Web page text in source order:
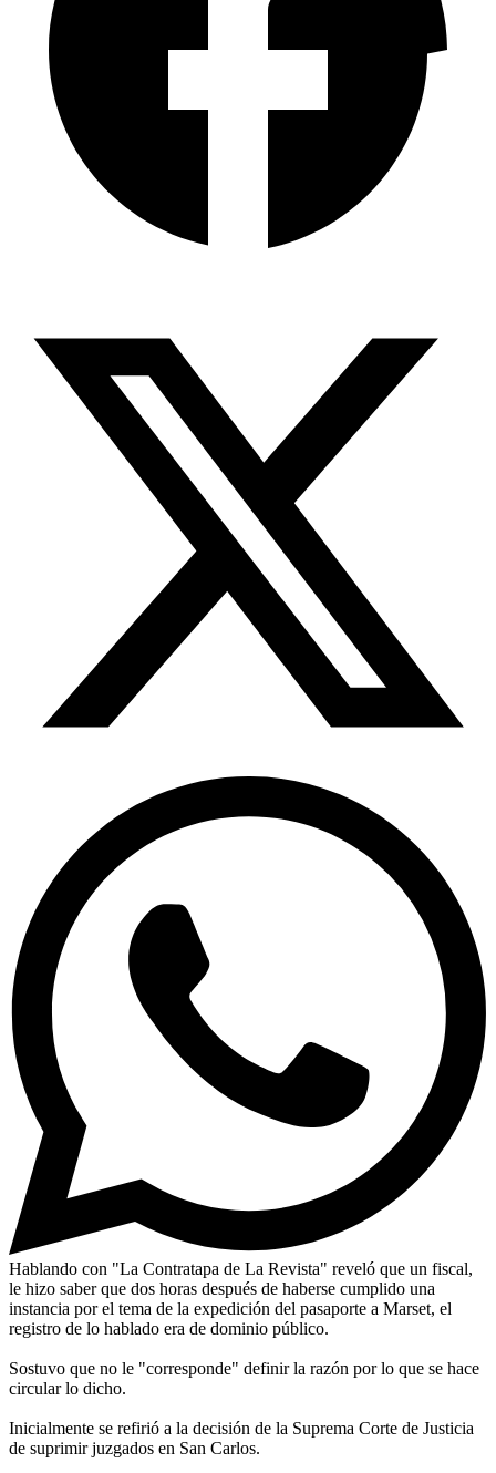
Hablando con "La Contratapa de La Revista" reveló que un fiscal,
le hizo saber que dos horas después de haberse cumplido una
instancia por el tema de la expedición del pasaporte a Marset, el
registro de lo hablado era de dominio público.
Sostuvo que no le "corresponde" definir la razón por lo que se hace
circular lo dicho.
Inicialmente se refirió a la decisión de la Suprema Corte de Justicia
de suprimir juzgados en San Carlos.